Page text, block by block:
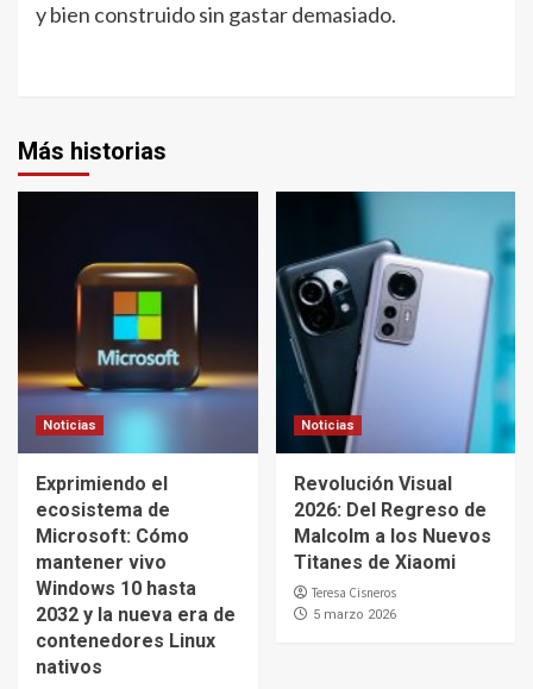
y bien construido sin gastar demasiado.
Más historias
Noticias
Exprimiendo el
ecosistema de
Microsoft: Cómo
mantener vivo
Windows 10 hasta
2032 y la nueva era de
contenedores Linux
nativos
Noticias
Revolución Visual
2026: Del Regreso de
Malcolm a los Nuevos
Titanes de Xiaomi
Teresa Cisneros
5 marzo 2026